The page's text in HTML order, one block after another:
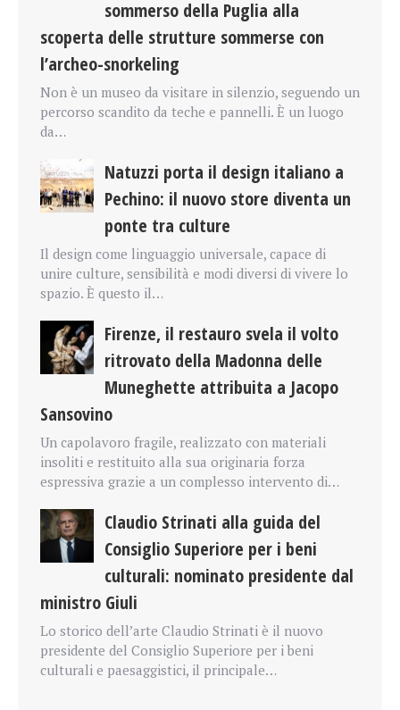
sommerso della Puglia alla
scoperta delle strutture sommerse con
l’archeo-snorkeling
Non è un museo da visitare in silenzio, seguendo un
percorso scandito da teche e pannelli. È un luogo
da…
Natuzzi porta il design italiano a
Pechino: il nuovo store diventa un
ponte tra culture
Il design come linguaggio universale, capace di
unire culture, sensibilità e modi diversi di vivere lo
spazio. È questo il…
Firenze, il restauro svela il volto
ritrovato della Madonna delle
Muneghette attribuita a Jacopo
Sansovino
Un capolavoro fragile, realizzato con materiali
insoliti e restituito alla sua originaria forza
espressiva grazie a un complesso intervento di…
Claudio Strinati alla guida del
Consiglio Superiore per i beni
culturali: nominato presidente dal
ministro Giuli
Lo storico dell’arte Claudio Strinati è il nuovo
presidente del Consiglio Superiore per i beni
culturali e paesaggistici, il principale…